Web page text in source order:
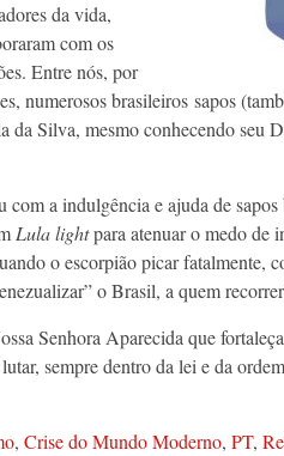
da vida,
com os
Entre nós, por
numerosos brasileiros sapos
da Silva, mesmo conhecendo seu
a indulgência e ajuda de
Lula lightpara atenuar o medo de
o escorpião picar fatalmente,
o Brasil, a quem
Senhora Aparecida que
sempre dentro da lei e da
, Crise do Mundo Moderno, PT,